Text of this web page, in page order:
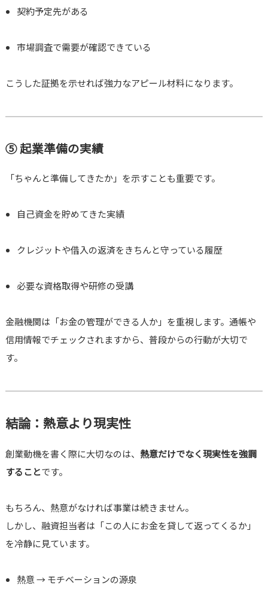
契約予定先がある
市場調査で需要が確認できている
こうした証拠を示せれば強力なアピール材料になります。
⑤ 起業準備の実績
「ちゃんと準備してきたか」を示すことも重要です。
自己資金を貯めてきた実績
クレジットや借入の返済をきちんと守っている履歴
必要な資格取得や研修の受講
金融機関は「お金の管理ができる人か」を重視します。通帳や
信用情報でチェックされますから、普段からの行動が大切で
す。
結論：熱意より現実性
創業動機を書く際に大切なのは、 熱意だけでなく現実性を強調
することです。
もちろん、熱意がなければ事業は続きません。
しかし、融資担当者は「この人にお金を貸して返ってくるか」
を冷静に見ています。
熱意 → モチベーションの源泉